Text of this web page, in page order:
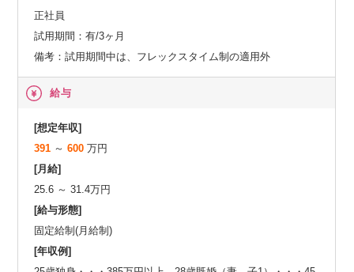
正社員
試用期間：有/3ヶ月
備考：試用期間中は、フレックスタイム制の適用外
給与
[想定年収]
391 ～600 万円
[月給]
25.6 ～ 31.4万円
[給与形態]
固定給制(月給制)
[年収例]